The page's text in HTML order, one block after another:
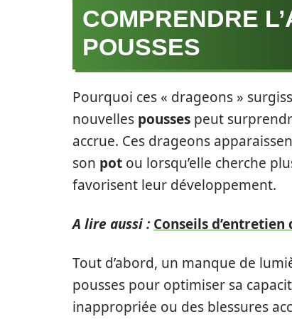
COMPRENDRE
POUSSES
Pourquoi ces « drageons »
nouvelles pousses peut
accrue. Ces drageons
son pot ou lorsqu’elle cherche
favorisent leur développement.
A lire aussi : Conseils
Tout d’abord, un manque de
pousses pour optimiser sa
inappropriée ou des blessures